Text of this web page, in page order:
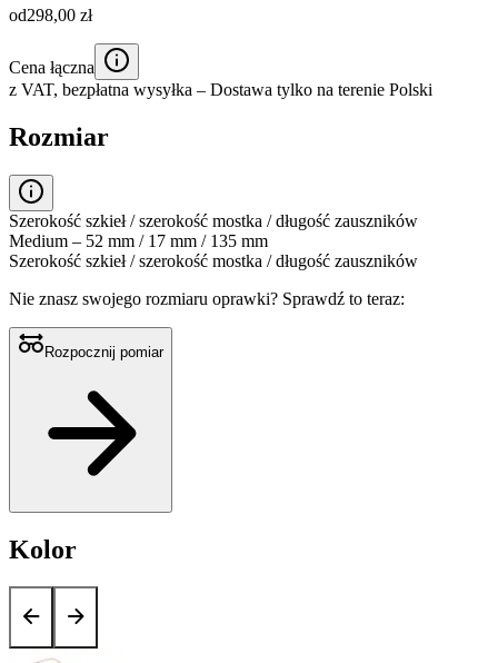
od298,00 zł
Cena łączna
z VAT, bezpłatna wysyłka – Dostawa tylko na terenie Polski
Rozmiar
Szerokość szkieł / szerokość mostka / długość zauszników
Medium – 52 mm / 17 mm / 135 mm
Szerokość szkieł / szerokość mostka / długość zauszników
Nie znasz swojego rozmiaru oprawki? Sprawdź to teraz:
Rozpocznij pomiar
Kolor